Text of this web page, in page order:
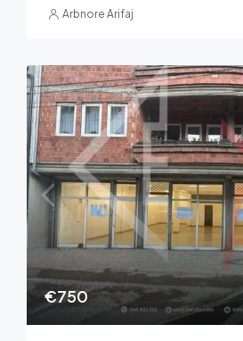
Arbnore Arifaj
€750